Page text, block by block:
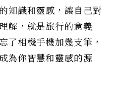
知識和靈感，讓自己對
解，就是旅行的意義
了相機手機加幾支筆，
為你智慧和靈感的源